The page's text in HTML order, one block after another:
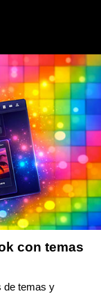
con temas
de temas y